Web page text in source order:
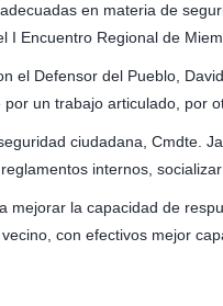
en materia de
I Encuentro Regional de
el Defensor del Pueblo,
un trabajo articulado, por
ciudadana, Cmdte.
internos,
mejorar la capacidad de
con efectivos mejor